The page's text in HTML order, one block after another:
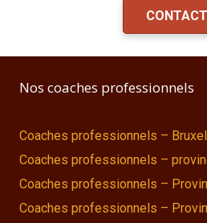
Nos coaches professionnels
Coaches professionnels –
Coaches professionnels –
Coaches professionnels –
Coaches professionnels –